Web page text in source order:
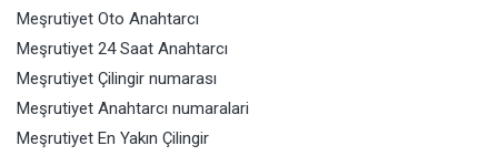
Meşrutiyet Oto Anahtarcı
Meşrutiyet 24 Saat Anahtarcı
Meşrutiyet Çilingir numarası
Meşrutiyet Anahtarcı numaralari
Meşrutiyet En Yakın Çilingir